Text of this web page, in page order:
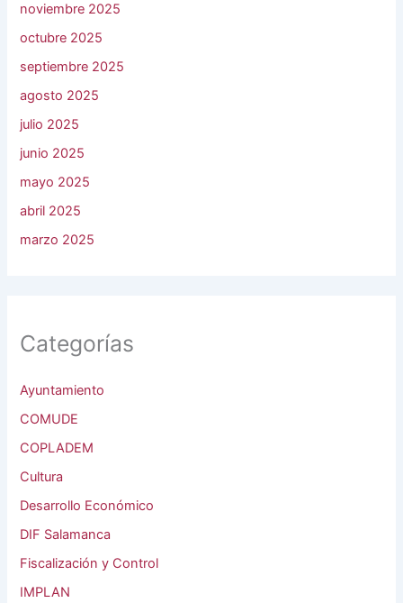
noviembre 2025
octubre 2025
septiembre 2025
agosto 2025
julio 2025
junio 2025
mayo 2025
abril 2025
marzo 2025
Categorías
Ayuntamiento
COMUDE
COPLADEM
Cultura
Desarrollo Económico
DIF Salamanca
Fiscalización y Control
IMPLAN